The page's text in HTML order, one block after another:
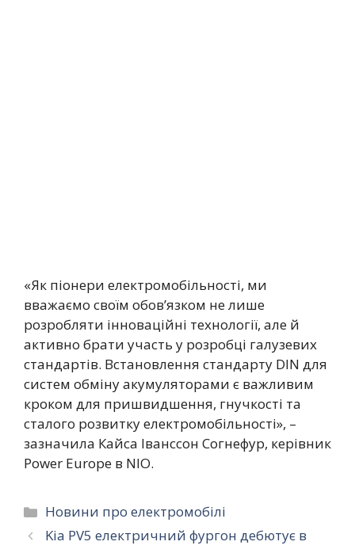
«Як піонери електромобільності, ми
вважаємо своїм обов’язком не лише
розробляти інноваційні технології, але й
активно брати участь у розробці галузевих
стандартів. Встановлення стандарту DIN для
систем обміну акумуляторами є важливим
кроком для пришвидшення, гнучкості та
сталого розвитку електромобільності», –
зазначила Кайса Іванссон Согнефур, керівник
Power Europe в NIO.
Категорії
Новини про електромобілі
Kia PV5 електричний фургон дебютує в